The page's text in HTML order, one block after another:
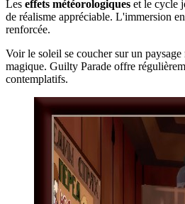
Les effets météorologiques et le cycle
de réalisme appréciable. L'immersion
renforcée.
Voir le soleil se coucher sur un
magique. Guilty Parade offre
contemplatifs.